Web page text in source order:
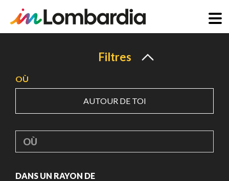
principal
Filtres
OÙ
AUTOUR DE TOI
OÙ
DANS UN RAYON DE